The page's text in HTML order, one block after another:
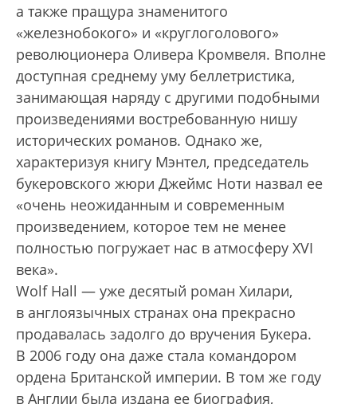
а также пращура знаменитого
«железнобокого» и «круглоголового»
революционера Оливера Кромвеля. Вполне
доступная среднему уму беллетристика,
занимающая наряду с другими подобными
произведениями востребованную нишу
исторических романов. Однако же,
характеризуя книгу Мэнтел, председатель
букеровского жюри Джеймс Ноти назвал ее
«очень неожиданным и современным
произведением, которое тем не менее
полностью погружает нас в атмосферу XVI
века».
Wolf Hall — уже десятый роман Хилари,
в англо­язычных странах она прекрасно
продавалась задолго до вручения Букера.
В 2006 году она даже стала командором
ордена Британской империи. В том же году
в Англии была издана ее биография,